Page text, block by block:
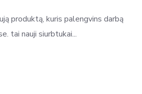
produktą, kuris palengvins darbą
tai nauji siurbtukai...